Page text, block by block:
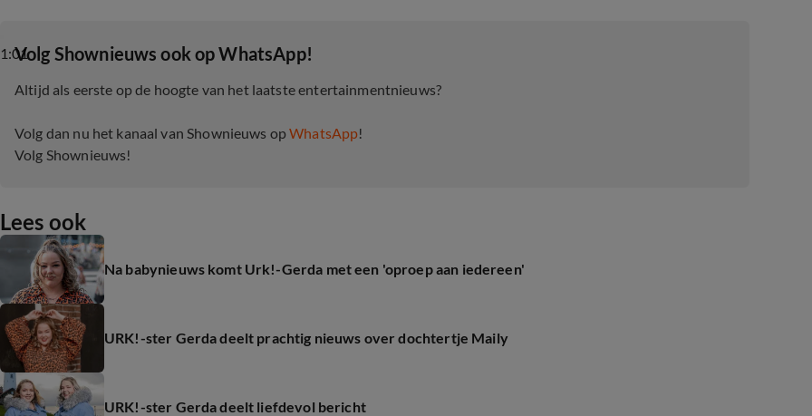
1:01‎Volg Shownieuws ook op WhatsApp!
Altijd als eerste op de hoogte van het laatste entertainmentnieuws?
Volg dan nu het kanaal van Shownieuws opWhatsApp!
Volg Shownieuws!
Lees ook
Na babynieuws komt Urk!-Gerda met een 'oproep aan iedereen'
URK!-ster Gerda deelt prachtig nieuws over dochtertje Maily
URK!-ster Gerda deelt liefdevol bericht